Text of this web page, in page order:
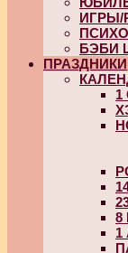
ИГРЫ/
БЭБИ
ПРАЗДНИКИ
1
8
1